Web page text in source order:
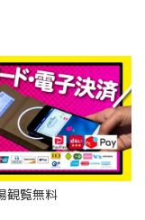
覧無料